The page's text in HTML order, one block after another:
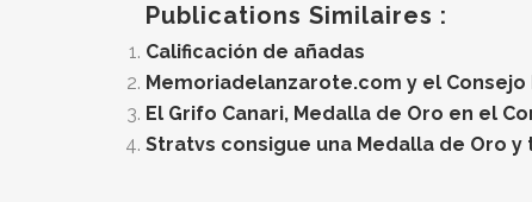
Publications Similaires :
Calificación de añadas
Memoriadelanzarote.com y el
El Grifo Canari, Medalla de Oro en el
Stratvs consigue una Medalla de Oro